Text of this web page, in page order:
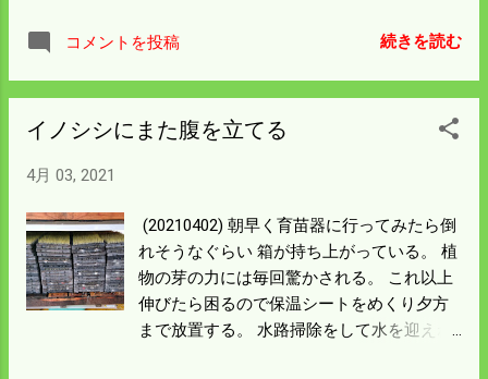
てできるわけない。 一度プロポにタブレッ
トを繋いだ時滑り落としたので 端子の接触
のはいつのことになるのか不安になってき
コメントを投稿 続きを読む
イノシシにまた腹を立てる
4月 03, 2021
(20210402) 朝早く育苗器に行ってみたら倒
れそうなぐらい 箱が持ち上がっている。 植
物の芽の力には毎回驚かされる。 これ以上
伸びたら困るので保温シートをめくり夕方
まで放置する。 水路掃除をして水を迎えね